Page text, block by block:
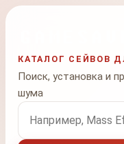
КАТАЛОГ СЕЙВОВ
Поиск, установка и
шума
Поиск по названию